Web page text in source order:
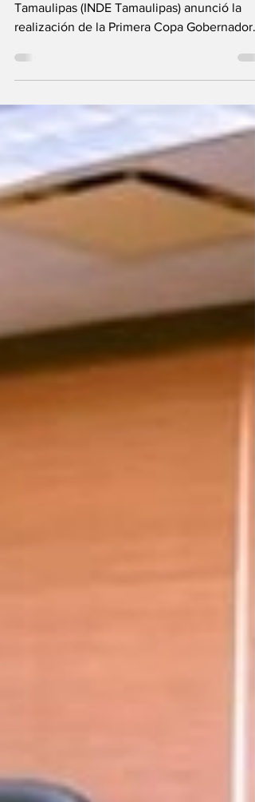
TAMAULIPAS 2026.
Tamaulipas (INDE Tamaulipas) anunció la
realización de la Primera Copa Gobernador
de Voleibol Tamaulipas 2026 “Américo
Villarreal Anaya”, certamen que reunirá a
equipos de diferentes municipios del estado
y del país del 23 al 25 de octubre en la
tamaulipeca. El director del INDE, Manuel
Virués Lozano, informó que “Esta
competencia busca fortalecer el desarrollo